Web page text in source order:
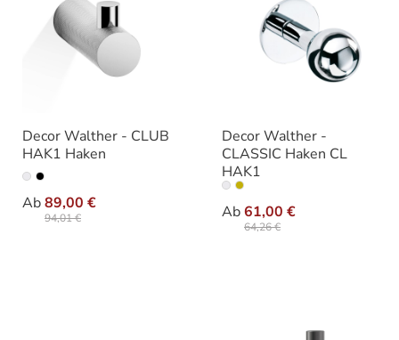
Decor Walther - CLUB
HAK1 Haken
Ab89,00 €
94,01 €
Variante
Decor Walther -
CLASSIC Haken CL
HAK1
Ab61,00 €
64,26 €
Varianten